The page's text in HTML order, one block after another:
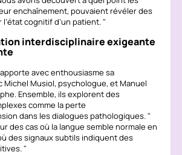
enchaînement, pouvaient révéler des
cognitif d’un patient.
interdisciplinaire exigeante
avec enthousiasme sa
Michel Musiol, psychologue, et Manuel
Ensemble, ils explorent des
comme la perte
dans les dialogues pathologiques.
des cas où la langue semble normale en
des signaux subtils indiquent des